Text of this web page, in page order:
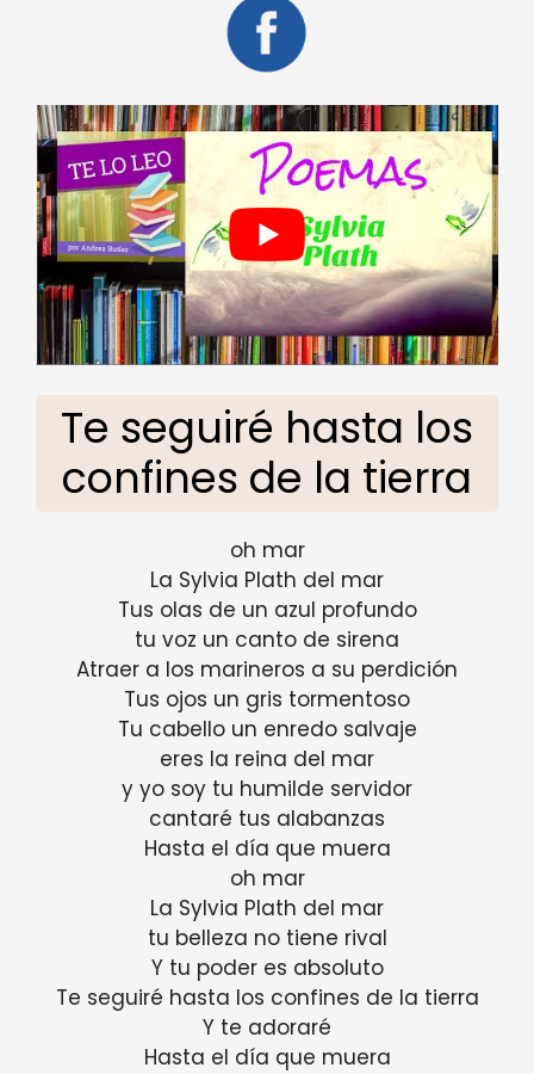
Te seguiré hasta los
confines de la tierra
oh mar
La Sylvia Plath del mar
Tus olas de un azul profundo
tu voz un canto de sirena
Atraer a los marineros a su perdición
Tus ojos un gris tormentoso
Tu cabello un enredo salvaje
eres la reina del mar
y yo soy tu humilde servidor
cantaré tus alabanzas
Hasta el día que muera
oh mar
La Sylvia Plath del mar
tu belleza no tiene rival
Y tu poder es absoluto
Te seguiré hasta los confines de la tierra
Y te adoraré
Hasta el día que muera